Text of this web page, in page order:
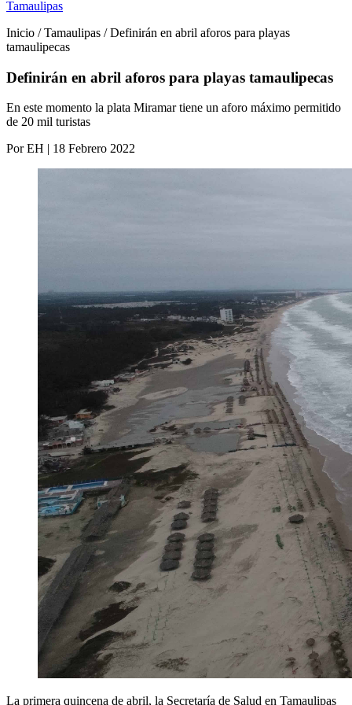
Tamaulipas
Inicio / Tamaulipas / Definirán en abril aforos para playas
tamaulipecas
Definirán en abril aforos para playas tamaulipecas
En este momento la plata Miramar tiene un aforo máximo permitido
de 20 mil turistas
Por EH | 18 Febrero 2022
La primera quincena de abril, la Secretaría de Salud en Tamaulipas